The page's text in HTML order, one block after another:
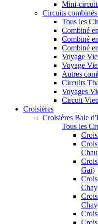
Mini-
Circuits combinés
Tous les
Combiné
Combiné
Combiné
Voyage
Voyage
Autres
Circuits
Voyages
Circuit
Croisières
Croisières Baie
Tous les
Gai)